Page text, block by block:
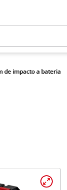
de impacto a bateria